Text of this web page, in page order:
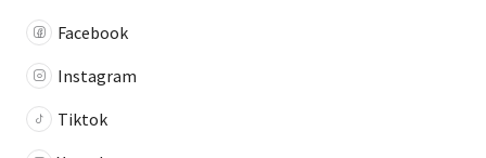
Facebook
Instagram
Tiktok